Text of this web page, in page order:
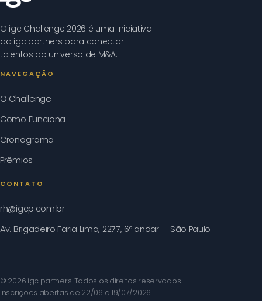
O igc Challenge 2026 é uma iniciativa
da igc partners para conectar
talentos ao universo de M&A.
NAVEGAÇÃO
O Challenge
Como Funciona
Cronograma
Prêmios
CONTATO
rh@igcp.com.br
Av. Brigadeiro Faria Lima, 2277, 6º andar — São Paulo
© 2026 igc partners. Todos os direitos reservados.
Inscrições abertas de 22/06 a 19/07/2026.